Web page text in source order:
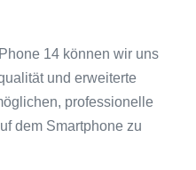
14 können wir uns
und erweiterte
professionelle
dem Smartphone zu